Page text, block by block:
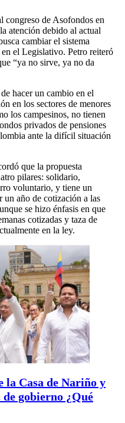
congreso de Asofondos en
atención debido al actual
cambiar el sistema
el Legislativo. Petro reiteró
“ya no sirve, ya no da
hacer un cambio en el
en los sectores de menores
los campesinos, no tienen
privados de pensiones
ante la difícil situación
que la propuesta
pilares: solidario,
voluntario, y tiene un
un año de cotización a las
se hizo énfasis en que
cotizadas y taza de
en la ley.
la Casa de Nariño y
gobierno ¿Qué